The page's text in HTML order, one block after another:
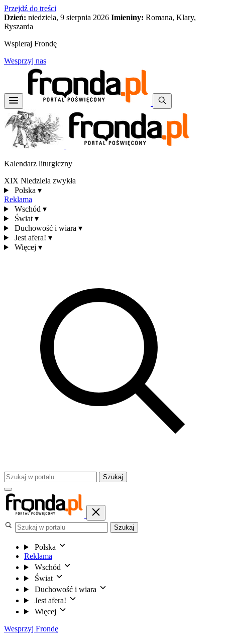
Przejdź do treści
Dzień: niedziela, 9 sierpnia 2026 Imieniny: Romana, Klary,
Ryszarda
Wspieraj Frondę
Wesprzyj nas
Kalendarz liturgiczny
XIX Niedziela zwykła
Polska ▾
Reklama
Wschód ▾
Świat ▾
Duchowość i wiara ▾
Jest afera! ▾
Więcej ▾
Szukaj
Szukaj
Polska
Reklama
Wschód
Świat
Duchowość i wiara
Jest afera!
Więcej
Wesprzyj Frondę